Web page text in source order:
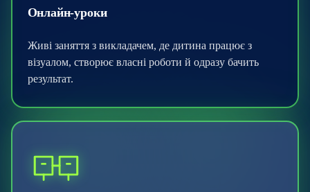
Онлайн-уроки
Живі заняття з викладачем, де дитина працює з
візуалом, створює власні роботи й одразу бачить
результат.